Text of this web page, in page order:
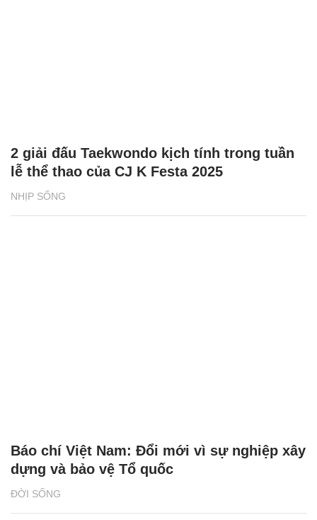
NHỊP SỐNG
2 giải đấu Taekwondo kịch tính trong tuần
lễ thể thao của CJ K Festa 2025
ĐỜI SỐNG
Báo chí Việt Nam: Đổi mới vì sự nghiệp xây
dựng và bảo vệ Tổ quốc